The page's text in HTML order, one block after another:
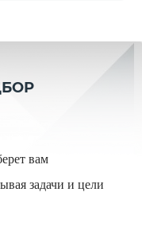
вам
задачи и цели